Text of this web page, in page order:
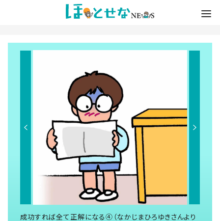
成功すれば全て正解になる④（なかじまひろゆきさんより